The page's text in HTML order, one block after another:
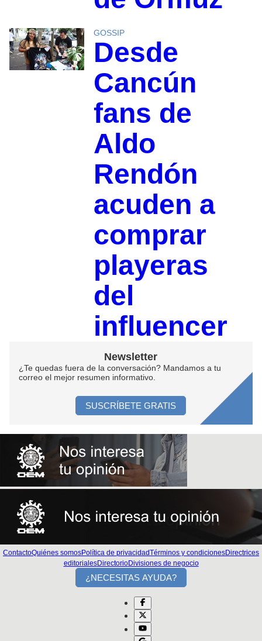
GOSSIP
Desde
Cancún
fans de
Aldo
Rendón
acuden a
comprar
playeras
del
influencer
Newsletter
¿Te quedas fuera de la conversación? Mandamos a tu
correo el mejor resumen informativo.
SUSCRÍBETE GRATIS
ContactoQuiénes somosPolítica de privacidadTérminos y condicionesDirectrices
editorialesDirectorioDivisiones de negocio
¿NECESITAS AYUDA?